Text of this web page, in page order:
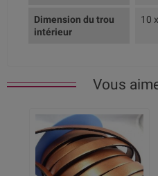
Dimension du trou
intérieur
10
Vous